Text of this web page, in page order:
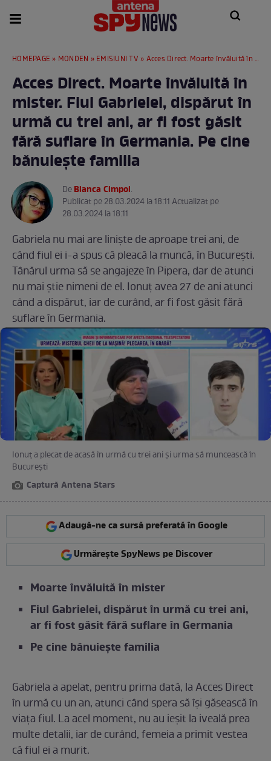
HOMEPAGE » MONDEN » EMISIUNI TV » Acces Direct. Moarte învăluită în mister. Fiul Gabrielei, dispărut în urmă cu trei ani, ar fi fost găsit fără suflare în Germania. Pe cine bănuiește familia
Acces Direct. Moarte învăluită în
mister. Fiul Gabrielei, dispărut în
urmă cu trei ani, ar fi fost găsit
fără suflare în Germania. Pe cine
bănuiește familia
DeBianca Cimpoi.
Publicat pe 28.03.2024 la 18:11 Actualizat pe
28.03.2024 la 18:11
Gabriela nu mai are liniște de aproape trei ani, de
când fiul ei i-a spus că pleacă la muncă, în București.
Tânărul urma să se angajeze în Pipera, dar de atunci
nu mai știe nimeni de el. Ionuț avea 27 de ani atunci
când a dispărut, iar de curând, ar fi fost găsit fără
suflare în Germania.
Ionuț a plecat de acasă în urmă cu trei ani și urma să muncească în
București
Captură Antena Stars
Adaugă-ne ca sursă preferată în Google
Urmărește SpyNews pe Discover
Moarte învăluită în mister
Fiul Gabrielei, dispărut în urmă cu trei ani,
ar fi fost găsit fără suflare în Germania
Pe cine bănuiește familia
Gabriela a apelat, pentru prima dată, la Acces Direct
în urmă cu un an, atunci când spera să își găsească în
viața fiul. La acel moment, nu au ieșit la iveală prea
multe detalii, iar de curând, femeia a primit vestea
că fiul ei a murit.